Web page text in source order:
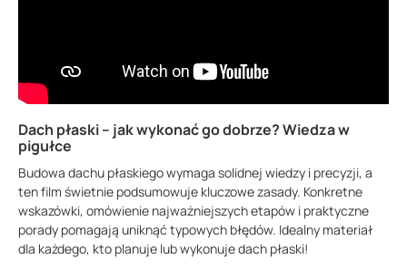
Dach płaski – jak wykonać go dobrze? Wiedza w
pigułce
Budowa dachu płaskiego wymaga solidnej wiedzy i precyzji, a
ten film świetnie podsumowuje kluczowe zasady. Konkretne
wskazówki, omówienie najważniejszych etapów i praktyczne
porady pomagają uniknąć typowych błędów. Idealny materiał
dla każdego, kto planuje lub wykonuje dach płaski!